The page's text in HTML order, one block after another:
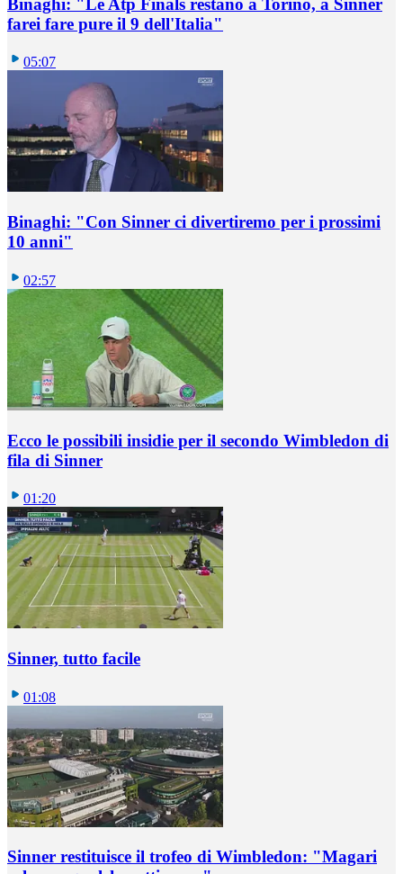
farei fare pure il 9 dell'Italia"
05:07
Binaghi: "Con Sinner ci divertiremo per i prossimi
10 anni"
02:57
Ecco le possibili insidie per il secondo Wimbledon di
fila di Sinner
01:20
Sinner, tutto facile
01:08
Sinner restituisce il trofeo di Wimbledon: "Magari